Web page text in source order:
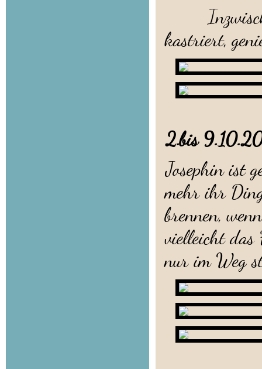
kastriert,
2.bis
Josephin ist
mehr ihr
brennen,
vielleicht das
nur im Weg